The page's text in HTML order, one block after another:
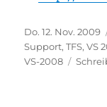
Veröffentlicht
am
Do. 12. Nov. 2009
Support,TFS,VS
VS-2008